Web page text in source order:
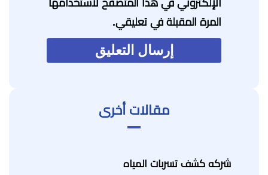
الإلكتروني في هذا المتصفح لاستخدامها
المرة المقبلة في تعليقي.
مقالات أخرى
شركه كشف تسربات المياه